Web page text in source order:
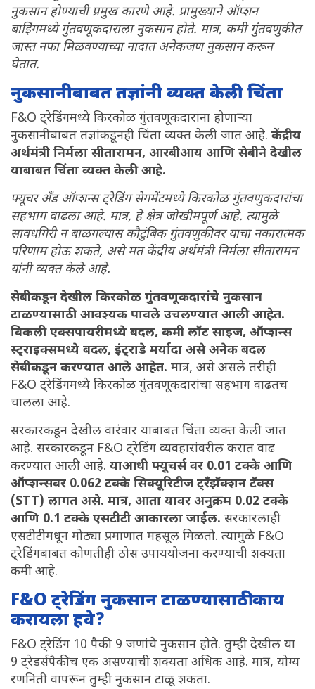
नुकसान होण्याची प्रमुख कारणे आहे. प्रामुख्याने ऑप्शन
बाइिंगमध्ये गुंतवणूकदाराला नुकसान होते. मात्र, कमी गुंतवणुकीत
जास्त नफा मिळवण्याच्या नादात अनेकजण नुकसान करून
घेतात.
नुकसानीबाबत तज्ञांनी व्यक्त केली चिंता
F&O ट्रेडिंगमध्ये किरकोळ गुंतवणूकदारांना होणाऱ्या
नुकसानीबाबत तज्ञांकडूनही चिंता व्यक्त केली जात आहे. केंद्रीय
अर्थमंत्री निर्मला सीतारामन, आरबीआय आणि सेबीने देखील
याबाबत चिंता व्यक्त केली आहे.
फ्यूचर अँड ऑप्शन्स ट्रेडिंग सेगमेंटमध्ये किरकोळ गुंतवणुकदारांचा
सहभाग वाढला आहे. मात्र, हे क्षेत्र जोखीमपूर्ण आहे. त्यामुळे
सावधगिरी न बाळगल्यास कौटुंबिक गुंतवणुकीवर याचा नकारात्मक
परिणाम होऊ शकते, असे मत केंद्रीय अर्थमंत्री निर्मला सीतारामन
यांनी व्यक्त केले आहे.
सेबीकडून देखील किरकोळ गुंतवणूकदारांचे नुकसान
टाळण्यासाठी आवश्यक पावले उचलण्यात आली आहेत.
विकली एक्सपायरीमध्ये बदल, कमी लॉट साइज, ऑप्शन्स
स्ट्राइक्समध्ये बदल, इंट्राडे मर्यादा असे अनेक बदल
सेबीकडून करण्यात आले आहेत. मात्र, असे असले तरीही
F&O ट्रेडिंगमध्ये किरकोळ गुंतवणूकदारांचा सहभाग वाढतच
चालला आहे.
सरकारकडून देखील वारंवार याबाबत चिंता व्यक्त केली जात
आहे. सरकारकडून F&O ट्रेडिंग व्यवहारांवरील करात वाढ
करण्यात आली आहे. याआधी फ्यूचर्स वर 0.01 टक्के आणि
ऑप्शन्सवर 0.062 टक्के सिक्यूरिटीज ट्रँझॅक्शन टॅक्स
(STT) लागत असे. मात्र, आता यावर अनुक्रम 0.02 टक्के
आणि 0.1 टक्के एसटीटी आकारला जाईल. सरकारलाही
एसटीटीमधून मोठ्या प्रमाणात महसूल मिळतो. त्यामुळे F&O
ट्रेडिंगबाबत कोणतीही ठोस उपाययोजना करण्याची शक्यता
कमी आहे.
F&O ट्रेडिंग नुकसान टाळण्यासाठी काय
करायला हवे?
F&O ट्रेडिंग 10 पैकी 9 जणांचे नुकसान होते. तुम्ही देखील या
9 ट्रेडर्सपैकीच एक असण्याची शक्यता अधिक आहे. मात्र, योग्य
रणनिती वापरून तुम्ही नुकसान टाळू शकता.